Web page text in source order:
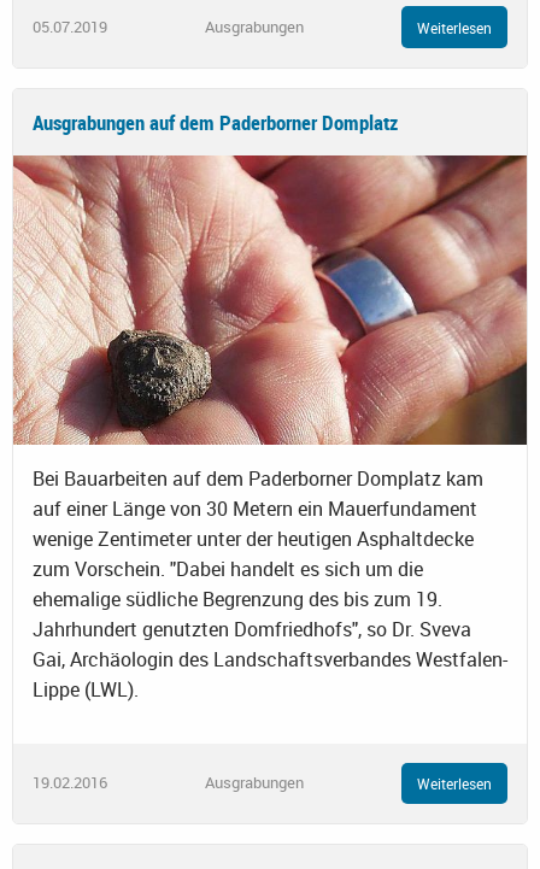
05.07.2019 Ausgrabungen Weiterlesen
Ausgrabungen auf dem Paderborner Domplatz
Bei Bauarbeiten auf dem Paderborner Domplatz kam
auf einer Länge von 30 Metern ein Mauerfundament
wenige Zentimeter unter der heutigen Asphaltdecke
zum Vorschein. "Dabei handelt es sich um die
ehemalige südliche Begrenzung des bis zum 19.
Jahrhundert genutzten Domfriedhofs", so Dr. Sveva
Gai, Archäologin des Landschaftsverbandes Westfalen-
Lippe (LWL).
19.02.2016 Ausgrabungen Weiterlesen